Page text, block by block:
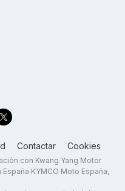
Contactar Cookies
con Kwang Yang Motor
KYMCO Moto España,